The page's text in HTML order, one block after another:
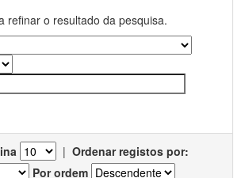
refinar o resultado da pesquisa.
| Ordenar registos por:
Por ordem